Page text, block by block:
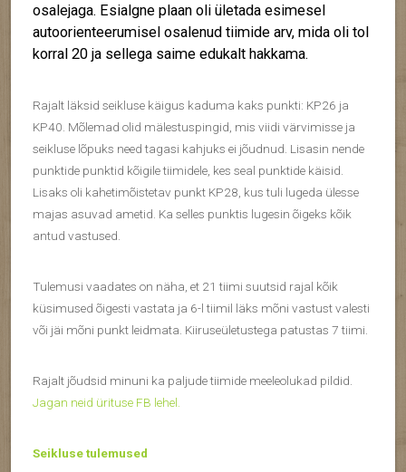
osalejaga. Esialgne plaan oli ületada esimesel
autoorienteerumisel osalenud tiimide arv, mida oli tol
korral 20 ja sellega saime edukalt hakkama.
Rajalt läksid seikluse käigus kaduma kaks punkti: KP26 ja
KP40. Mõlemad olid mälestuspingid, mis viidi värvimisse ja
seikluse lõpuks need tagasi kahjuks ei jõudnud. Lisasin nende
punktide punktid kõigile tiimidele, kes seal punktide käisid.
Lisaks oli kahetimõistetav punkt KP28, kus tuli lugeda ülesse
majas asuvad ametid. Ka selles punktis lugesin õigeks kõik
antud vastused.
Tulemusi vaadates on näha, et 21 tiimi suutsid rajal kõik
küsimused õigesti vastata ja 6-l tiimil läks mõni vastust valesti
või jäi mõni punkt leidmata. Kiiruseületustega patustas 7 tiimi.
Rajalt jõudsid minuni ka paljude tiimide meeleolukad pildid.
Jagan neid ürituse FB lehel.
Seikluse tulemused